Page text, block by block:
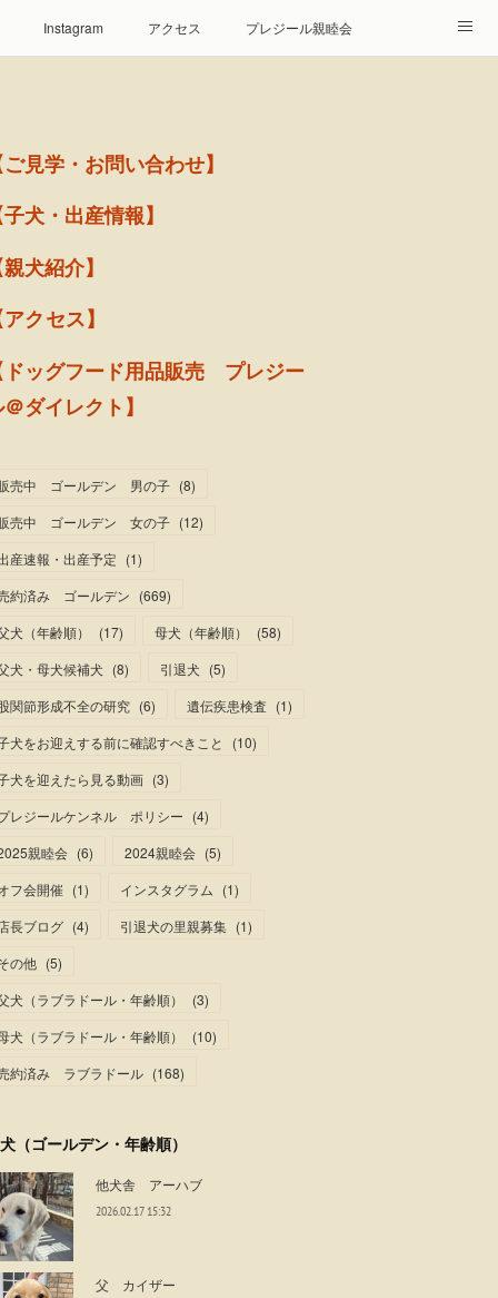
Instagram アクセス プレジール親睦会
見学・お問い合わせ】
犬・出産情報】
犬紹介】
クセス】
ドッグフード用品販売 プレジー
ダイレクト】
売中 ゴールデン 男の子 (8)
売中 ゴールデン 女の子 (12)
産速報・出産予定 (1)
約済み ゴールデン (669)
犬（年齢順）
(17) 母犬（年齢順） (58)
犬・母犬候補犬 (8) 引退犬 (5)
関節形成不全の研究 (6) 遺伝疾患検査 (1)
犬をお迎えする前に確認すべきこと
(10)
犬を迎えたら見る動画 (3)
レジールケンネル ポリシー (4)
親睦会 (6) 2024親睦会 (5)
フ会開催 (1) インスタグラム (1)
長ブログ (4) 引退犬の里親募集 (1)
の他 (5)
犬（ラブラドール・年齢順）
(3)
犬（ラブラドール・年齢順）
(10)
約済み ラブラドール (168)
（ゴールデン・年齢順）
他犬舎 アーハブ
2026.02.17 15:32
父 カイザー